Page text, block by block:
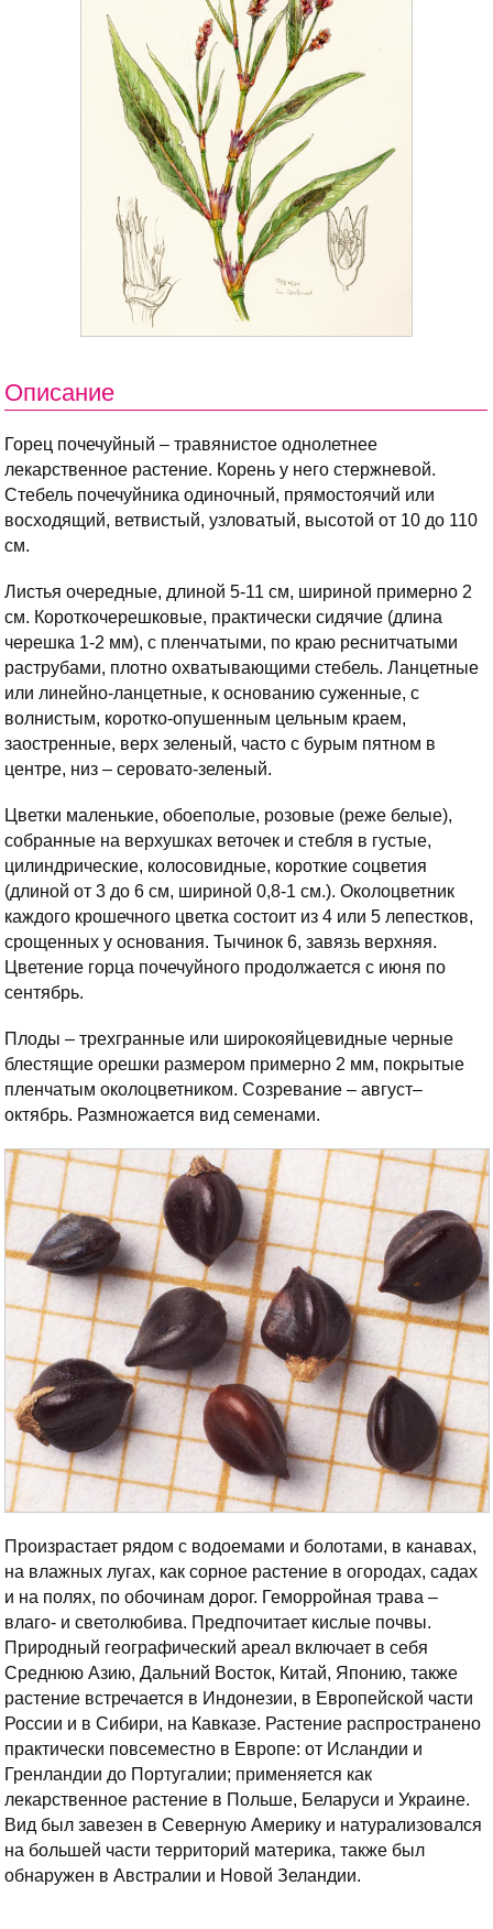
Описание
Горец почечуйный – травянистое однолетнее
лекарственное растение. Корень у него стержневой.
Стебель почечуйника одиночный, прямостоячий или
восходящий, ветвистый, узловатый, высотой от 10 до 110
см.
Листья очередные, длиной 5-11 см, шириной примерно 2
см. Короткочерешковые, практически сидячие (длина
черешка 1-2 мм), с пленчатыми, по краю реснитчатыми
раструбами, плотно охватывающими стебель. Ланцетные
или линейно-ланцетные, к основанию суженные, с
волнистым, коротко-опушенным цельным краем,
заостренные, верх зеленый, часто с бурым пятном в
центре, низ – серовато-зеленый.
Цветки маленькие, обоеполые, розовые (реже белые),
собранные на верхушках веточек и стебля в густые,
цилиндрические, колосовидные, короткие соцветия
(длиной от 3 до 6 см, шириной 0,8-1 см.). Околоцветник
каждого крошечного цветка состоит из 4 или 5 лепестков,
срощенных у основания. Тычинок 6, завязь верхняя.
Цветение горца почечуйного продолжается с июня по
сентябрь.
Плоды – трехгранные или широкояйцевидные черные
блестящие орешки размером примерно 2 мм, покрытые
пленчатым околоцветником. Созревание – август–
октябрь. Размножается вид семенами.
Произрастает рядом с водоемами и болотами, в канавах,
на влажных лугах, как сорное растение в огородах, садах
и на полях, по обочинам дорог. Геморройная трава –
влаго- и светолюбива. Предпочитает кислые почвы.
Природный географический ареал включает в себя
Среднюю Азию, Дальний Восток, Китай, Японию, также
растение встречается в Индонезии, в Европейской части
России и в Сибири, на Кавказе. Растение распространено
практически повсеместно в Европе: от Исландии и
Гренландии до Португалии; применяется как
лекарственное растение в Польше, Беларуси и Украине.
Вид был завезен в Северную Америку и натурализовался
на большей части территорий материка, также был
обнаружен в Австралии и Новой Зеландии.